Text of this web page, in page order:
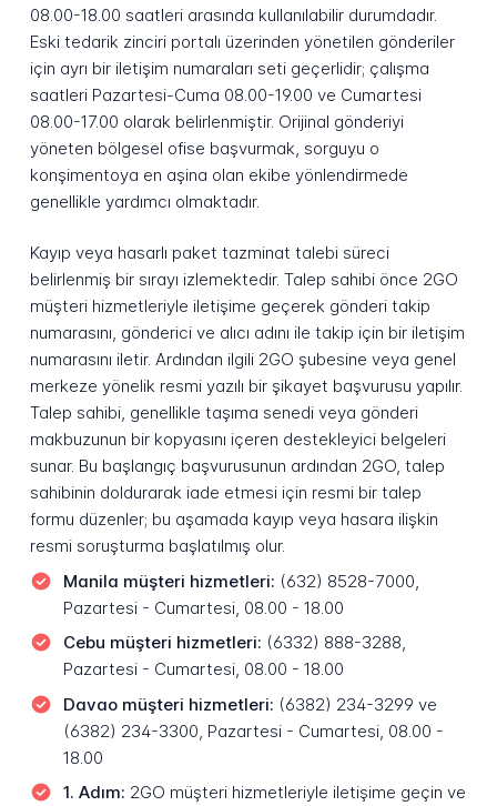
08.00-18.00 saatleri arasında kullanılabilir durumdadır.
Eski tedarik zinciri portalı üzerinden yönetilen gönderiler
için ayrı bir iletişim numaraları seti geçerlidir; çalışma
saatleri Pazartesi-Cuma 08.00-19.00 ve Cumartesi
08.00-17.00 olarak belirlenmiştir. Orijinal gönderiyi
yöneten bölgesel ofise başvurmak, sorguyu o
konşimentoya en aşina olan ekibe yönlendirmede
genellikle yardımcı olmaktadır.
Kayıp veya hasarlı paket tazminat talebi süreci
belirlenmiş bir sırayı izlemektedir. Talep sahibi önce 2GO
müşteri hizmetleriyle iletişime geçerek gönderi takip
numarasını, gönderici ve alıcı adını ile takip için bir iletişim
numarasını iletir. Ardından ilgili 2GO şubesine veya genel
merkeze yönelik resmi yazılı bir şikayet başvurusu yapılır.
Talep sahibi, genellikle taşıma senedi veya gönderi
makbuzunun bir kopyasını içeren destekleyici belgeleri
sunar. Bu başlangıç başvurusunun ardından 2GO, talep
sahibinin doldurarak iade etmesi için resmi bir talep
formu düzenler; bu aşamada kayıp veya hasara ilişkin
resmi soruşturma başlatılmış olur.
Manila müşteri hizmetleri: (632) 8528-7000,
Pazartesi - Cumartesi, 08.00 - 18.00
Cebu müşteri hizmetleri: (6332) 888-3288,
Pazartesi - Cumartesi, 08.00 - 18.00
Davao müşteri hizmetleri: (6382) 234-3299 ve
(6382) 234-3300, Pazartesi - Cumartesi, 08.00 -
18.00
1. Adım: 2GO müşteri hizmetleriyle iletişime geçin ve